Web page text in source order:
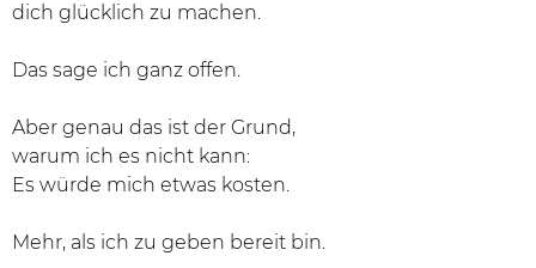
dich glücklich zu machen.
Das sage ich ganz offen.
Aber genau das ist der Grund,
warum ich es nicht kann:
Es würde mich etwas kosten.
Mehr, als ich zu geben bereit bin.